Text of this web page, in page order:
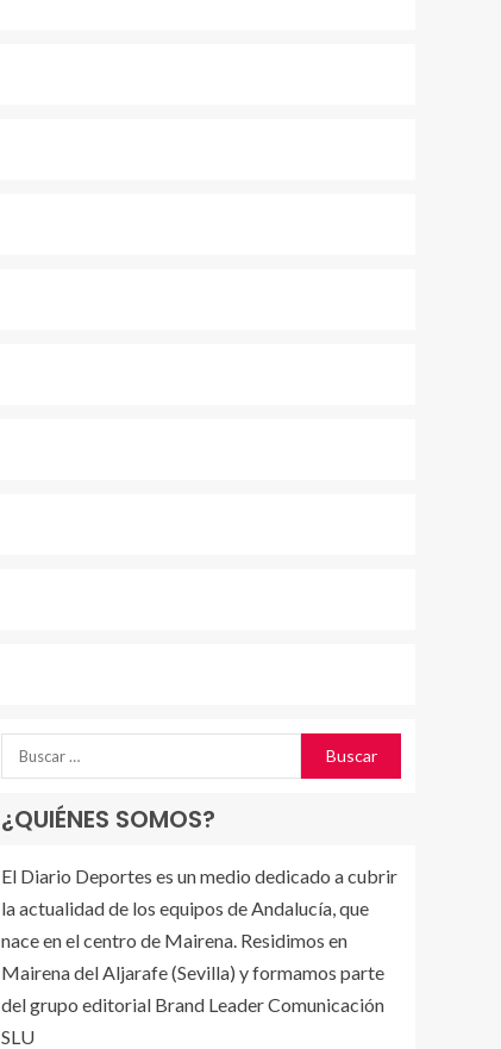
¿QUIÉNES SOMOS?
El Diario Deportes es un medio dedicado a cubrir
la actualidad de los equipos de Andalucía, que
nace en el centro de Mairena. Residimos en
Mairena del Aljarafe (Sevilla) y formamos parte
del grupo editorial Brand Leader Comunicación
SLU